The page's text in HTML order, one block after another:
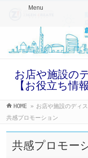
Menu
お店や施設の
【お役立ち情報
HOME » お店や施設のディ
共感プロモーション
共感プロモー